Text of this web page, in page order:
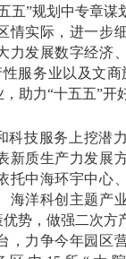
五”规划中专章谋
情实际，进一步
力发展数字经济
服务业以及文
助力“十五五”开
科技服务上挖潜
新质生产力发展
托中海环宇中心
海洋科创主题产
势，做强二次方
，力争今年园区